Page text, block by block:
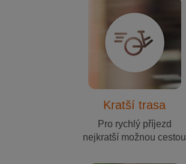
Kratší trasa
Pro rychlý příjezd
nejkratší možnou cestou